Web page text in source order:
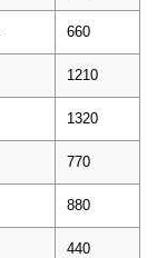
660
1210
1320
770
880
440